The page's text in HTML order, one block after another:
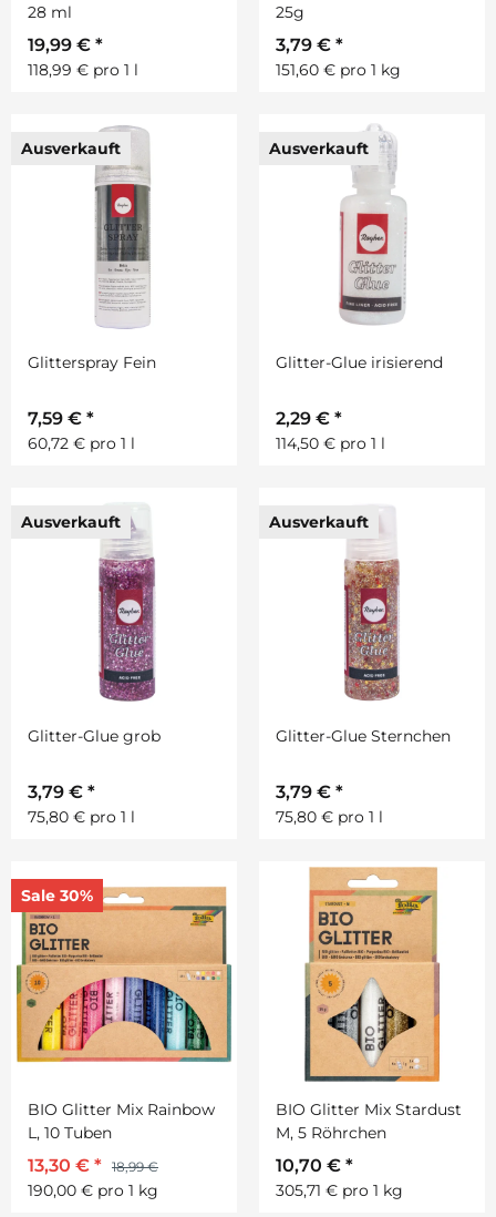
28 ml
19,99 € *
118,99 € pro 1 l
25g
3,79 € *
151,60 € pro 1 kg
Ausverkauft
Glitterspray Fein
7,59 € *
60,72 € pro 1 l
Ausverkauft
Glitter-Glue irisierend
2,29 € *
114,50 € pro 1 l
Ausverkauft
Glitter-Glue grob
3,79 € *
75,80 € pro 1 l
Ausverkauft
Glitter-Glue Sternchen
3,79 € *
75,80 € pro 1 l
Sale 30%
BIO Glitter Mix Rainbow
L, 10 Tuben
13,30 € * 18,99 €
190,00 € pro 1 kg
BIO Glitter Mix Stardust
M, 5 Röhrchen
10,70 € *
305,71 € pro 1 kg